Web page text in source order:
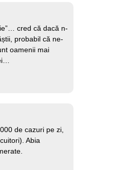
cred că dacă n-
probabil că ne-
oamenii mai
de cazuri pe zi,
Abia